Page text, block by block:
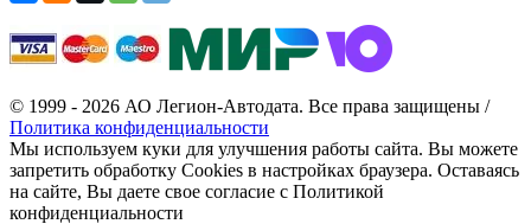
© 1999 - 2026 АО Легион-Автодата. Все права защищены /
Политика конфиденциальности
Мы используем куки для улучшения работы сайта. Вы можете
запретить обработку Cookies в настройках браузера. Оставаясь
на сайте, Вы даете свое согласие с Политикой
конфиденциальности